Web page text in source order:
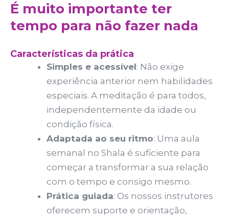
É muito importante ter
tempo para não fazer nada
Características da prática
Simples e acessível: Não exige
experiência anterior nem habilidades
especiais. A meditação é para todos,
independentemente da idade ou
condição física.
Adaptada ao seu ritmo: Uma aula
semanal no Shala é suficiente para
começar a transformar a sua relação
com o tempo e consigo mesmo.
Prática guiada: Os nossos instrutores
oferecem suporte e orientação,
Necessário
Estes cookies
opcionais. São
necessários
para o site
corretamente.
possamos
melhorar a